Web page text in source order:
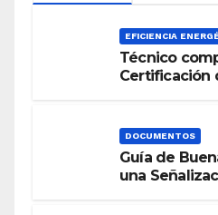
EFICIENCIA
Técnico
Certificación
DOCUMENTOS
Guía de
una